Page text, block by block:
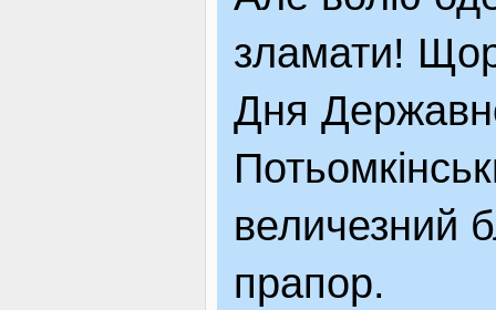
зламати!
Дня
величезний
прапор.